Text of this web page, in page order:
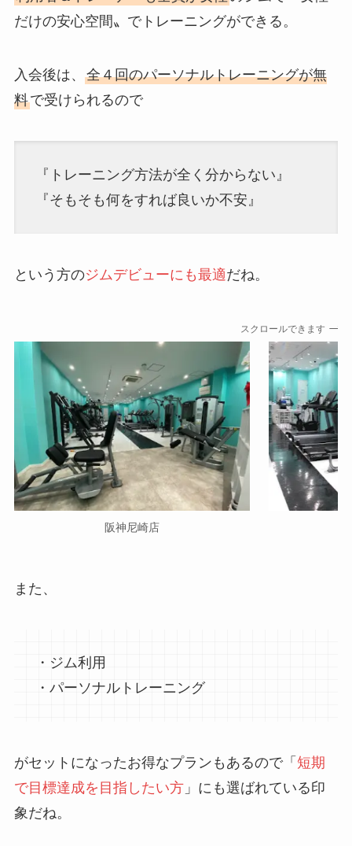
だけの安心空間〟でトレーニングができる。
入会後は、 全４回のパーソナルトレーニングが無
料で受けられるので
『トレーニング方法が全く分からない』
『そもそも何をすれば良いか不安』
という方のジムデビューにも最適だね。
スクロールできます
阪神尼崎店
また、
・ジム利用
・パーソナルトレーニング
がセットになったお得なプランもあるので「 短期
で目標達成を目指したい方」にも選ばれている印
象だね。